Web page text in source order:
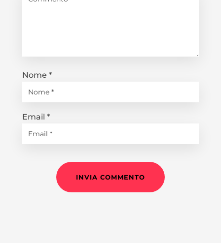
Nome *
Email *
INVIA COMMENTO